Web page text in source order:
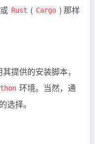
Rust ( Cargo ) 那样
提供的安装脚本，
环境。当然，通
选择。